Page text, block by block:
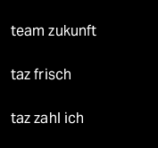
team zukunft
taz frisch
taz zahl ich